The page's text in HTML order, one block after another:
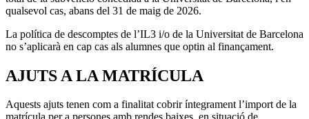
qualsevol cas, abans del 31 de maig de 2026.
La política de descomptes de l’IL3 i/o de la Universitat de Barcelona
no s’aplicarà en cap cas als alumnes que optin al finançament.
AJUTS A LA MATRÍCULA
Aquests ajuts tenen com a finalitat cobrir íntegrament l’import de la